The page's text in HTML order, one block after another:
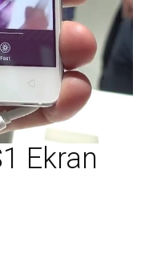
Ekran